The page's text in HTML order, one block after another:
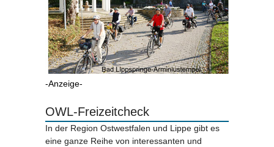
-Anzeige-
OWL-Freizeitcheck
In der Region Ostwestfalen und Lippe gibt es
eine ganze Reihe von interessanten und